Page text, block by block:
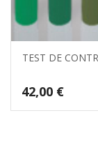
TEST DE
42,00 €